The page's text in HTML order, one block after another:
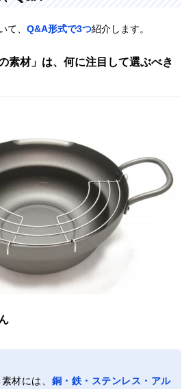
て、 Q&A形式で3つ紹介します。
素材」は、何に注目して選ぶべき
材には、 銅・鉄・ステンレス・アル